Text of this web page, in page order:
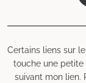
Certains liens sur
touche une petite
suivant mon lien.